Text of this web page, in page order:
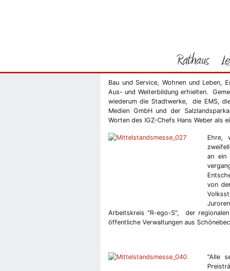
Rathaus
Vorheriges Bild
Nachrichten in
Bau und Service, Wohnen und Leben,
Aus- und Weiterbildung erhielten.
wiederum die Stadtwerke, die EMS,
Medien GmbH und der
Worten des IGZ-Chefs Hans Weber als
Ehre,
an ein
von
Arbeitskreis "R-ego-S", der
öffentliche Verwaltungen aus
"Alle